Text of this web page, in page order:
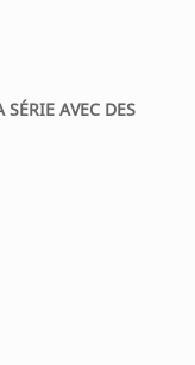
SÉRIE AVEC DES